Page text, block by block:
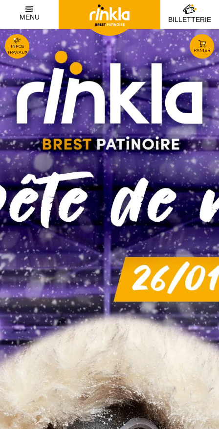
MENU
INFOS
TRAVAUX
BILLETTERIE
PANIER